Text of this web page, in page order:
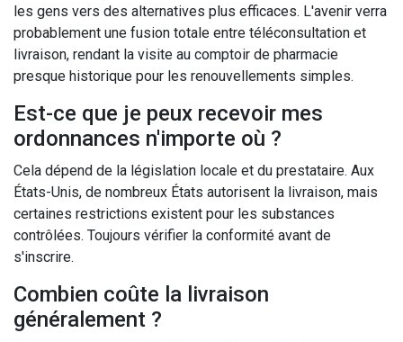
les gens vers des alternatives plus efficaces. L'avenir verra
probablement une fusion totale entre téléconsultation et
livraison, rendant la visite au comptoir de pharmacie
presque historique pour les renouvellements simples.
Est-ce que je peux recevoir mes
ordonnances n'importe où ?
Cela dépend de la législation locale et du prestataire. Aux
États-Unis, de nombreux États autorisent la livraison, mais
certaines restrictions existent pour les substances
contrôlées. Toujours vérifier la conformité avant de
s'inscrire.
Combien coûte la livraison
généralement ?